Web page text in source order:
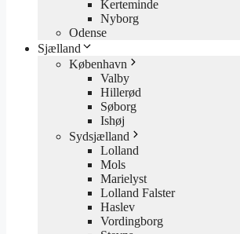
Kerteminde
Nyborg
Odense
Sjælland
København
Valby
Hillerød
Søborg
Ishøj
Sydsjælland
Lolland
Mols
Marielyst
Lolland Falster
Haslev
Vordingborg